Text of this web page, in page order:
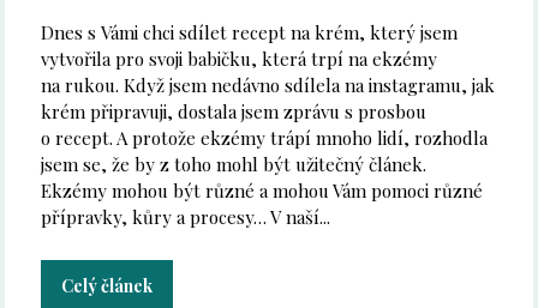
Dnes s Vámi chci sdílet recept na krém, který jsem
vytvořila pro svoji babičku, která trpí na ekzémy
na rukou. Když jsem nedávno sdílela na instagramu, jak
krém připravuji, dostala jsem zprávu s prosbou
o recept. A protože ekzémy trápí mnoho lidí, rozhodla
jsem se, že by z toho mohl být užitečný článek.
Ekzémy mohou být různé a mohou Vám pomoci různé
přípravky, kůry a procesy… V naší...
Celý článek